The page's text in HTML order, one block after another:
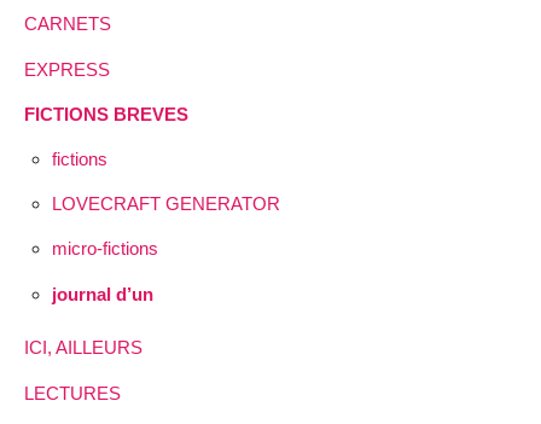
CARNETS
EXPRESS
FICTIONS BREVES
fictions
LOVECRAFT GENERATOR
micro-fictions
journal d’un
ICI, AILLEURS
LECTURES